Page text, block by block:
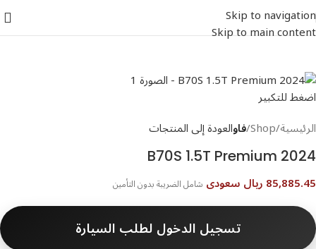
Skip to navigation
Skip to main content
اضغط للتكبير
الرئيسية Shopفاوالعودة إلى المنتجات
B70S 1.5T Premium 2024
85,885.45 ريال سعودى شامل الضريبة بدون التأمين
تسجيل الدخول لطلب السيارة